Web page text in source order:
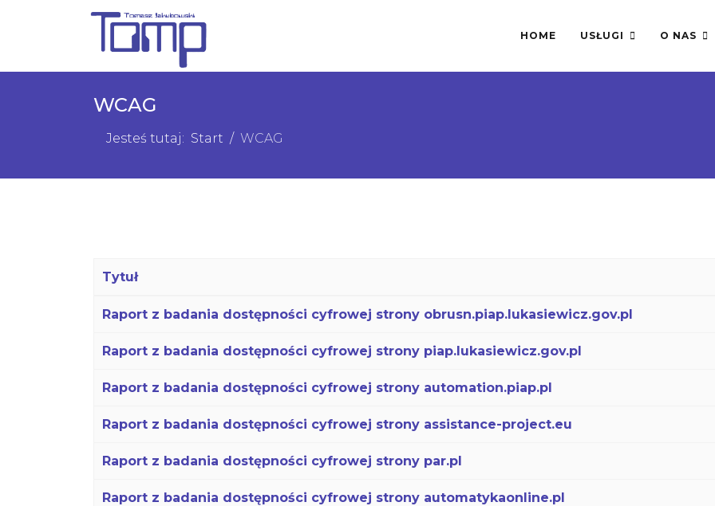
HOME USŁUGI O NAS
WCAG
Jesteś tutaj: Start WCAG
Tytuł
Raport z badania dostępności cyfrowej strony obrusn.piap.lukasiewicz.gov.pl
Raport z badania dostępności cyfrowej strony piap.lukasiewicz.gov.pl
Raport z badania dostępności cyfrowej strony automation.piap.pl
Raport z badania dostępności cyfrowej strony assistance-project.eu
Raport z badania dostępności cyfrowej strony par.pl
Raport z badania dostępności cyfrowej strony automatykaonline.pl